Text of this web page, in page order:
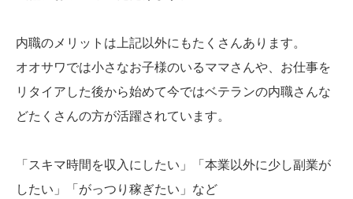
内職のメリットは上記以外にもたくさんあります。
オオサワでは小さなお子様のいるママさんや、お仕事を
リタイアした後から始めて今ではベテランの内職さんな
どたくさんの方が活躍されています。
「スキマ時間を収入にしたい」「本業以外に少し副業が
したい」「がっつり稼ぎたい」など